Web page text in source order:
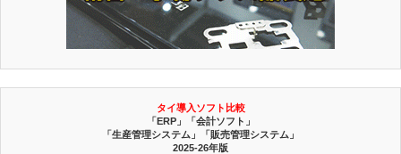
タイ導入ソフト比較
「ERP」「会計ソフト」
「生産管理システム」「販売管理システム」
2025-26年版